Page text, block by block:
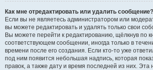
Как мне отредактировать или удалить сообщение?
Если вы не являетесь администратором или
вы можете редактировать и удалять только свои
Вы можете перейти к редактированию, щёлкнув по
соответствующем сообщении, иногда только в
времени после его создания. Если кто-то уже
под ним появится небольшая надпись, которая
правок, а также дату и время последней из них. Эта